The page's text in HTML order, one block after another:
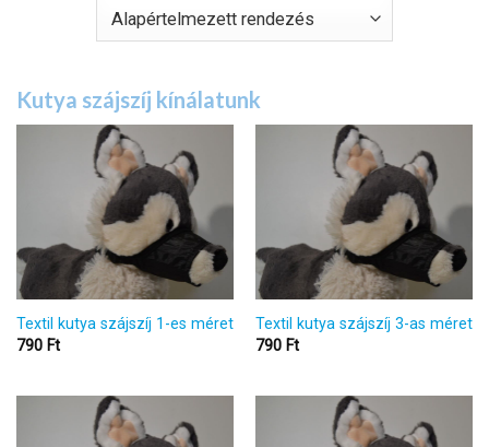
Kutya szájszíj kínálatunk
Textil kutya szájszíj 1-es méret
790 Ft
Textil kutya szájszíj 3-as méret
790 Ft